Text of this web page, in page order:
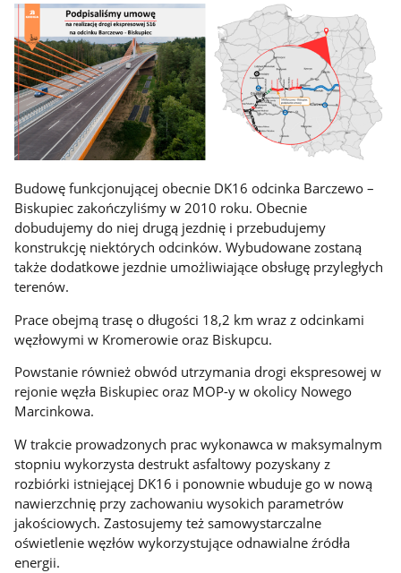
Budowę funkcjonującej obecnie DK16 odcinka Barczewo –
Biskupiec zakończyliśmy w 2010 roku. Obecnie
dobudujemy do niej drugą jezdnię i przebudujemy
konstrukcję niektórych odcinków. Wybudowane zostaną
także dodatkowe jezdnie umożliwiające obsługę przyległych
terenów.
Prace obejmą trasę o długości 18,2 km wraz z odcinkami
węzłowymi w Kromerowie oraz Biskupcu.
Powstanie również obwód utrzymania drogi ekspresowej w
rejonie węzła Biskupiec oraz MOP-y w okolicy Nowego
Marcinkowa.
W trakcie prowadzonych prac wykonawca w maksymalnym
stopniu wykorzysta destrukt asfaltowy pozyskany z
rozbiórki istniejącej DK16 i ponownie wbuduje go w nową
nawierzchnię przy zachowaniu wysokich parametrów
jakościowych. Zastosujemy też samowystarczalne
oświetlenie węzłów wykorzystujące odnawialne źródła
energii.